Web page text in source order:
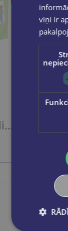
Let's play in English - Five-Card Stories (A2-B1)
viņi ir